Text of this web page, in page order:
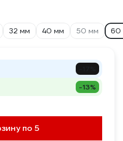
32 мм 40 мм 50 мм 60
-13%
по 5